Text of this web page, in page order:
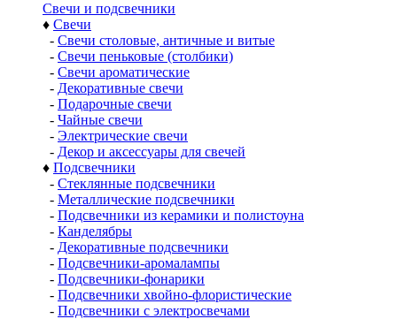
Свечи и подсвечники
♦ Свечи
- Свечи столовые, античные и витые
- Свечи пеньковые (столбики)
- Свечи ароматические
- Декоративные свечи
- Подарочные свечи
- Чайные свечи
- Электрические свечи
- Декор и аксессуары для свечей
♦ Подсвечники
- Стеклянные подсвечники
- Металлические подсвечники
- Подсвечники из керамики и полистоуна
- Канделябры
- Декоративные подсвечники
- Подсвечники-аромалампы
- Подсвечники-фонарики
- Подсвечники хвойно-флористические
- Подсвечники с электросвечами